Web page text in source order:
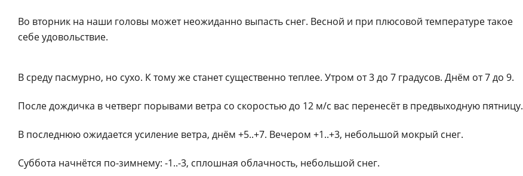
Во вторник на наши головы может неожиданно выпасть снег. Весной и при плюсовой температуре такое
себе удовольствие.
В среду пасмурно, но сухо. К тому же станет существенно теплее. Утром от 3 до 7 градусов. Днём от 7 до 9.
После дождичка в четверг порывами ветра со скоростью до 12 м/с вас перенесёт в предвыходную пятницу.
В последнюю ожидается усиление ветра, днём +5..+7. Вечером +1..+3, небольшой мокрый снег.
Суббота начнётся по-зимнему: -1..-3, сплошная облачность, небольшой снег.